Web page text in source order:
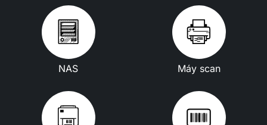
NAS Máy scan